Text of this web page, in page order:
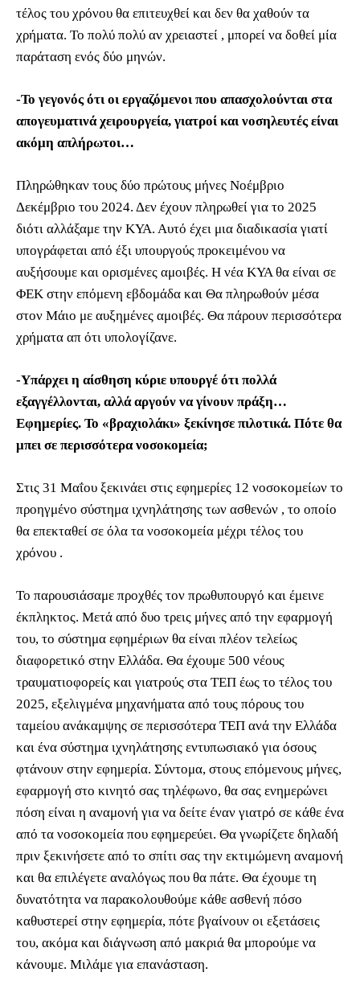
τέλος του χρόνου θα επιτευχθεί και δεν θα χαθούν τα
χρήματα. Το πολύ πολύ αν χρειαστεί , μπορεί να δοθεί μία
παράταση ενός δύο μηνών.
-Το γεγονός ότι οι εργαζόμενοι που απασχολούνται στα
απογευματινά χειρουργεία, γιατροί και νοσηλευτές είναι
ακόμη απλήρωτοι…
Πληρώθηκαν τους δύο πρώτους μήνες Νοέμβριο
Δεκέμβριο του 2024. Δεν έχουν πληρωθεί για το 2025
διότι αλλάξαμε την ΚΥΑ. Αυτό έχει μια διαδικασία γιατί
υπογράφεται από έξι υπουργούς προκειμένου να
αυξήσουμε και ορισμένες αμοιβές. Η νέα ΚΥΑ θα είναι σε
ΦΕΚ στην επόμενη εβδομάδα και Θα πληρωθούν μέσα
στον Μάιο με αυξημένες αμοιβές. Θα πάρουν περισσότερα
χρήματα απ ότι υπολογίζανε.
-Υπάρχει η αίσθηση κύριε υπουργέ ότι πολλά
εξαγγέλλονται, αλλά αργούν να γίνουν πράξη…
Εφημερίες. Το «βραχιολάκι» ξεκίνησε πιλοτικά. Πότε θα
μπει σε περισσότερα νοσοκομεία;
Στις 31 Μαΐου ξεκινάει στις εφημερίες 12 νοσοκομείων το
προηγμένο σύστημα ιχνηλάτησης των ασθενών , το οποίο
θα επεκταθεί σε όλα τα νοσοκομεία μέχρι τέλος του
χρόνου .
Το παρουσιάσαμε προχθές τον πρωθυπουργό και έμεινε
έκπληκτος. Μετά από δυο τρεις μήνες από την εφαρμογή
του, το σύστημα εφημέριων θα είναι πλέον τελείως
διαφορετικό στην Ελλάδα. Θα έχουμε 500 νέους
τραυματιοφορείς και γιατρούς στα ΤΕΠ έως το τέλος του
2025, εξελιγμένα μηχανήματα από τους πόρους του
ταμείου ανάκαμψης σε περισσότερα ΤΕΠ ανά την Ελλάδα
και ένα σύστημα ιχνηλάτησης εντυπωσιακό για όσους
φτάνουν στην εφημερία. Σύντομα, στους επόμενους μήνες,
εφαρμογή στο κινητό σας τηλέφωνο, θα σας ενημερώνει
πόση είναι η αναμονή για να δείτε έναν γιατρό σε κάθε ένα
από τα νοσοκομεία που εφημερεύει. Θα γνωρίζετε δηλαδή
πριν ξεκινήσετε από το σπίτι σας την εκτιμώμενη αναμονή
και θα επιλέγετε αναλόγως που θα πάτε. Θα έχουμε τη
δυνατότητα να παρακολουθούμε κάθε ασθενή πόσο
καθυστερεί στην εφημερία, πότε βγαίνουν οι εξετάσεις
του, ακόμα και διάγνωση από μακριά θα μπορούμε να
κάνουμε. Μιλάμε για επανάσταση.